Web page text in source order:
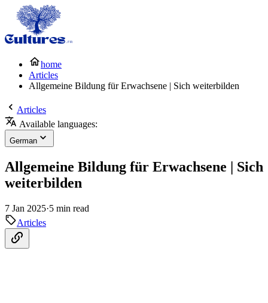
home
Articles
Allgemeine Bildung für Erwachsene | Sich weiterbilden
Articles
Available languages:
German
Allgemeine Bildung für Erwachsene | Sich
weiterbilden
7 Jan 2025·5 min read
Articles